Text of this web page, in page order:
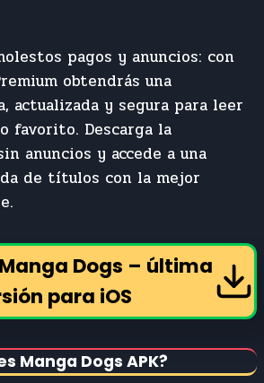
pagos y anuncios: con
obtendrás una
actualizada y segura para leer
favorito. Descarga la
anuncios y accede a una
de títulos con la mejor
Dogs – última
para iOS
Manga Dogs APK?